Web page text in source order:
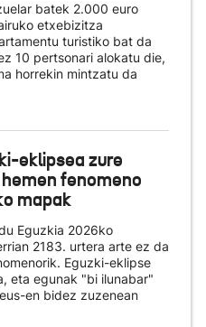
batek 2.000 euro
etxebizitza
turistiko bat da
10 pertsonari alokatu die,
horrekin mintzatu da
eklipsea zure
fenomeno
mapak
Eguzkia 2026ko
2183. urtera arte ez da
Eguzki-eklipse
eta egunak "bi ilunabar"
en bidez zuzenean